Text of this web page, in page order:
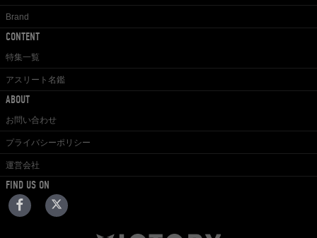
Brand
CONTENT
特集一覧
アスリート名鑑
ABOUT
お問い合わせ
プライバシーポリシー
運営会社
FIND US ON